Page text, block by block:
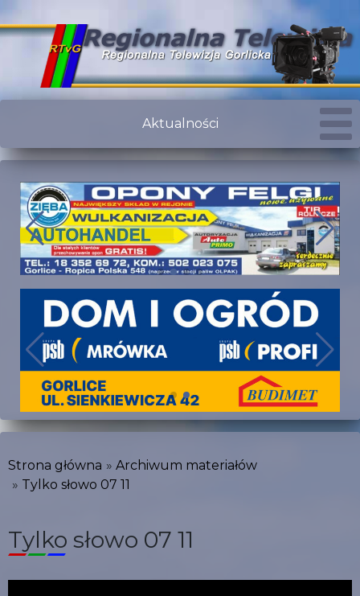
Aktualności
Strona główna
Archiwum materiałów
Tylko słowo 07 11
Tylko słowo 07 11